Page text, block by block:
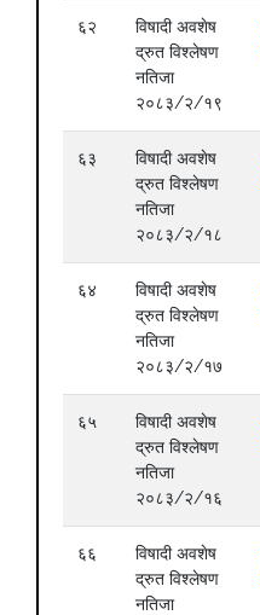
६२
विषादी अवशेष
द्रुत विश्लेषण
नतिजा
२०८३/२/१९
६३
विषादी अवशेष
द्रुत विश्लेषण
नतिजा
२०८३/२/१८
६४
विषादी अवशेष
द्रुत विश्लेषण
नतिजा
२०८३/२/१७
६५
विषादी अवशेष
द्रुत विश्लेषण
नतिजा
२०८३/२/१६
६६
विषादी अवशेष
द्रुत विश्लेषण
नतिजा